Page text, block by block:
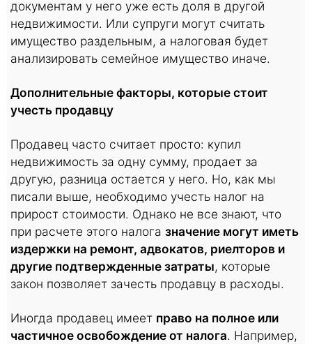
документам у него уже есть доля в другой
недвижимости. Или супруги могут считать
имущество раздельным, а налоговая будет
анализировать семейное имущество иначе.
Дополнительные факторы, которые стоит
учесть продавцу
Продавец часто считает просто: купил
недвижимость за одну сумму, продает за
другую, разница остается у него. Но, как мы
писали выше, необходимо учесть налог на
прирост стоимости. Однако не все знают, что
при расчете этого налога значение могут иметь
издержки на ремонт, адвокатов, риелторов и
другие подтвержденные затраты, которые
закон позволяет зачесть продавцу в расходы.
Иногда продавец имеет право на полное или
частичное освобождение от налога. Например,